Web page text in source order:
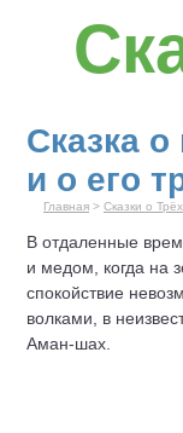
Сказка
и о его
Главная > Сказки о Трёх
В отдаленные
и медом, когда на
спокойствие
волками, в
Аман-шах.